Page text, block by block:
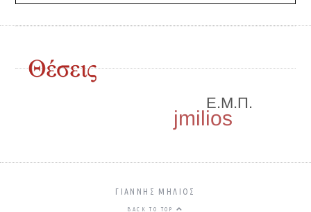
ΓΙΑΝΝΗΣ ΜΗΛΙΌΣ
BACK TO TOP